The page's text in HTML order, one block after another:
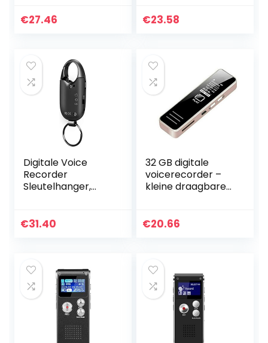
spraakrecorder,
€27.46
inch
€23.58
Digitale Voice
Recorder
Sleutelhanger,
Geluidsrecorder,
€31.40
32 GB digitale
voicerecorder –
kleine draagbare
vergadering
€20.66